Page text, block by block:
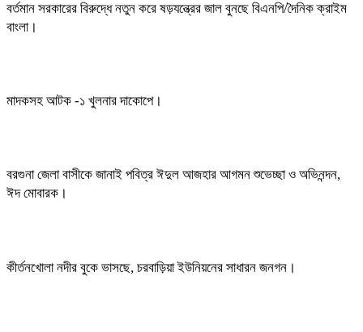
বর্তমান সরকারের বিরুদ্ধে নতুন করে ষড়যন্ত্রের জাল বুনছে বিএনপি/দৈনিক ক্রাইম
বাংলা।
মাদকসহ আটক -১ খুলনার দাকোপে।
বরগুনা জেলা বাসীকে জানাই পবিত্র ঈদুল আজহার আগমন শুভেচ্ছা ও অভিনন্দন,
ঈদ মোবারক।
কীর্তনখোলা নদীর বুকে ভাসছে, চরবাড়িয়া ইউনিয়নের সাধারন জনগন।